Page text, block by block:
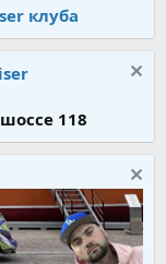
клуба
118